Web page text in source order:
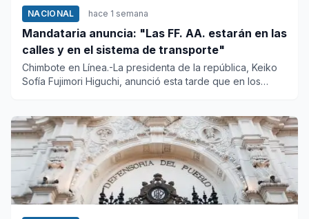
NACIONAL hace 1 semana
Mandataria anuncia: "Las FF. AA. estarán en las
calles y en el sistema de transporte"
Chimbote en Línea.-La presidenta de la república, Keiko
Sofía Fujimori Higuchi, anunció esta tarde que en los